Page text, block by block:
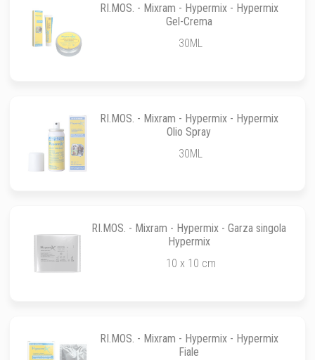
RI.MOS. - Mixram - Hypermix - Hypermix
Gel-Crema
30ML
RI.MOS. - Mixram - Hypermix - Hypermix
Olio Spray
30ML
RI.MOS. - Mixram - Hypermix - Garza singola
Hypermix
10 x 10 cm
RI.MOS. - Mixram - Hypermix - Hypermix
Fiale